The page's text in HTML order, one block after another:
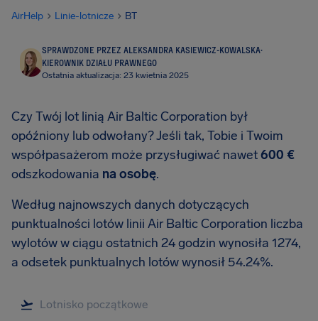
AirHelp Linie-lotnicze BT
SPRAWDZONE PRZEZ ALEKSANDRA KASIEWICZ-KOWALSKA·
KIEROWNIK DZIAŁU PRAWNEGO
Ostatnia aktualizacja: 23 kwietnia 2025
Czy Twój lot linią Air Baltic Corporation był
opóźniony lub odwołany? Jeśli tak, Tobie i Twoim
współpasażerom może przysługiwać nawet600 €
odszkodowania na osobę.
Według najnowszych danych dotyczących
punktualności lotów linii Air Baltic Corporation liczba
wylotów w ciągu ostatnich 24 godzin wynosiła 1274,
a odsetek punktualnych lotów wynosił 54.24%.